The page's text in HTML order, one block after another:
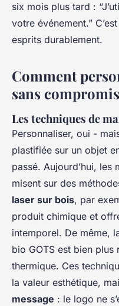
six mois plus tard :
votre événement.”
esprits durablement.
Comment
sans
Les techniques de
Personnaliser, oui -
plastifiée sur un objet
passé. Aujourd’hui, les
misent sur des
laser sur bois, par
produit chimique et
intemporel. De même,
bio GOTS est bien
thermique. Ces
la valeur esthétique,
message : le logo ne